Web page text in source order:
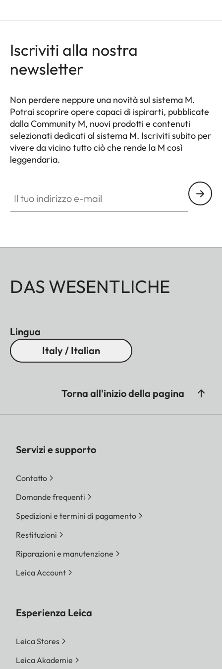
Iscriviti alla nostra
newsletter
Non perdere neppure una novità sul sistema M.
Potrai scoprire opere capaci di ispirarti, pubblicate
dalla Community M, nuovi prodotti e contenuti
selezionati dedicati al sistema M. Iscriviti subito per
vivere da vicino tutto ciò che rende la M così
leggendaria.
DAS WESENTLICHE
Lingua
Italy / Italian
Torna all'inizio della pagina
Servizi e supporto
Contatto
Domande frequenti
Spedizioni e termini di pagamento
Restituzioni
Riparazioni e manutenzione
Leica Account
Esperienza Leica
Leica Stores
Leica Akademie